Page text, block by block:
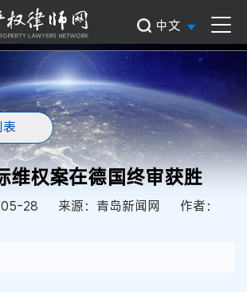
中文
维权案在德国终审获胜
05-28 来源：青岛新闻网 作者：